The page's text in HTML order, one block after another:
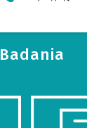
Badania